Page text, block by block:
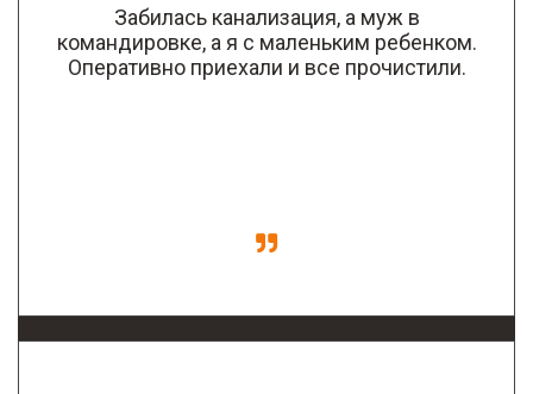
Забилась канализация, а муж в
командировке, а я с маленьким ребенком.
Оперативно приехали и все прочистили.